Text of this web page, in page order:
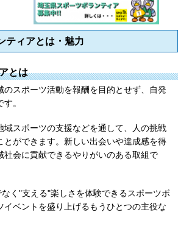
ティアとは・魅力
とは
のスポーツ活動を報酬を目的とせず、自発
。
域スポーツの支援などを通して、人の挑戦
とができます。新しい出会いや達成感を得
社会に貢献できるやりがいのある取組で
く"支える"楽しさを体験できるスポーツボ
イベントを盛り上げるもうひとつの主役な